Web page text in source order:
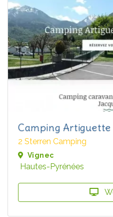
Camping
2 Sterren Camping
Vignec
Hautes-Pyrénées